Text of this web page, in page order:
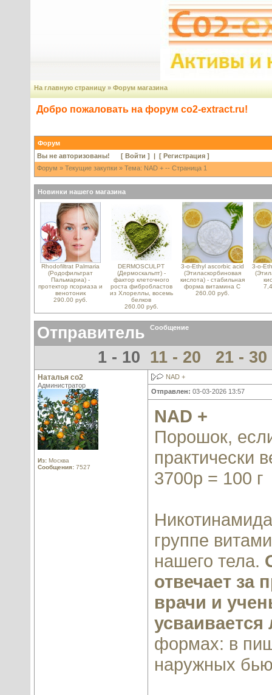
На главную страницу » Форум магазина
Добро пожаловать на форум co2-extract.ru!
Форум
Вы не авторизованы! [ Войти ] | [ Регистрация ]
Форум » Текущие закупки » Тема: NAD + -- Страница 1
Новинки нашего магазина
Rhodofiltrat Palmaria
(Родофильтрат
Пальмариа) -
протектор псориаза и
венотоник
290.00 руб.
DERMOSCULPT
(Дермоскальпт) -
фактор клеточного
роста фибробластов
из Хлореллы, восемь
белков
260.00 руб.
3-o-Ethyl ascorbic acid
(Этиласкорбиновая
кислота) - стабильная
форма витамина С
260.00 руб.
3-o-
Отправитель Сообщение
1 - 10 11 - 20 21 - 30
Наталья со2
Администратор
Из: Москва
Сообщения: 7527
NAD +
Отправлен: 03-03-2026 13:57
NAD +
Порошок,
практически
3700р = 100 г
группе
нашего тела.
отвечает за
врачи и
формах: в
наружных